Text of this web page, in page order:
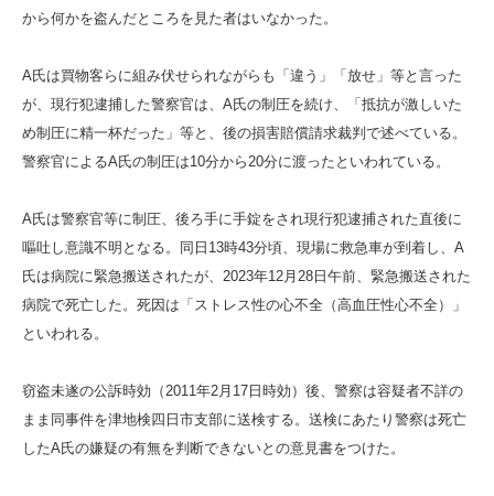
から何かを盗んだところを見た者はいなかった。
A氏は買物客らに組み伏せられながらも「違う」「放せ」等と言った
が、現行犯逮捕した警察官は、A氏の制圧を続け、「抵抗が激しいた
め制圧に精一杯だった」等と、後の損害賠償請求裁判で述べている。
警察官によるA氏の制圧は10分から20分に渡ったといわれている。
A氏は警察官等に制圧、後ろ手に手錠をされ現行犯逮捕された直後に
嘔吐し意識不明となる。同日13時43分頃、現場に救急車が到着し、A
氏は病院に緊急搬送されたが、2023年12月28日午前、緊急搬送された
病院で死亡した。死因は「ストレス性の心不全（高血圧性心不全）」
といわれる。
窃盗未遂の公訴時効（2011年2月17日時効）後、警察は容疑者不詳の
まま同事件を津地検四日市支部に送検する。送検にあたり警察は死亡
したA氏の嫌疑の有無を判断できないとの意見書をつけた。